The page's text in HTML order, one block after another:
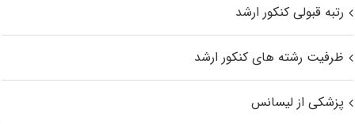
رتبه قبولی کنکور ارشد
ظرفیت رشته های کنکور ارشد
پزشکی از لیسانس